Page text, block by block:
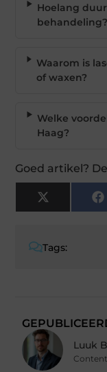
Hoelang
behandeling?
Waarom is
of waxen?
Welke
Haag?
Goed artikel?
X
(Twitter)
Tags:
Luuk